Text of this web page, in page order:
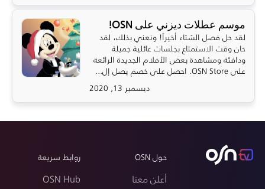
موسم عطلات ديزني على OSN!
لقد حل فصل الشتاء أخيراً! ونعني بذلك، لقد
حان وقت الاستمتاع بجلسات عائلية جميلة
ودافئة ومشاهدة بعض الأفلام الجديدة الرائعة
على OSN Store. احصل على خصم يصل إل...
ديسمبر 13, 2020
حول OSN
أعلن معنا
روابط سريعة
OSN Hub